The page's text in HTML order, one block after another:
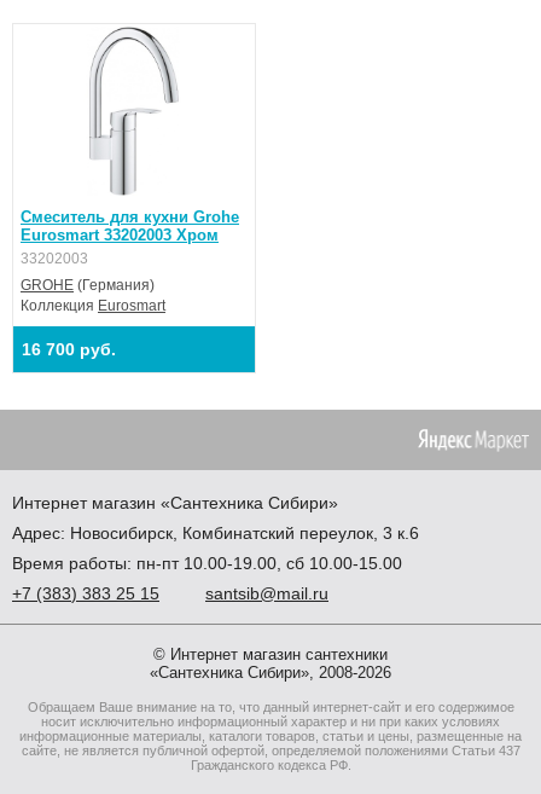
Смеситель для кухни Grohe
Eurosmart 33202003 Хром
33202003
GROHE (Германия)
Коллекция Eurosmart
16 700 руб.
Интернет магазин «Сантехника Сибири»
Адрес: Новосибирск Комбинатский переулок, 3 к.6
Время работы: пн-пт 10.00-19.00, сб 10.00-15.00
+7 (383) 383 25 15 santsib@mail.ru
© Интернет магазин сантехники
«Сантехника Сибири», 2008-2026
Обращаем Ваше внимание на то, что данный интернет-сайт и его содержимое
носит исключительно информационный характер и ни при каких условиях
информационные материалы, каталоги товаров, статьи и цены, размещенные на
сайте, не является публичной офертой, определяемой положениями Статьи 437
Гражданского кодекса РФ.